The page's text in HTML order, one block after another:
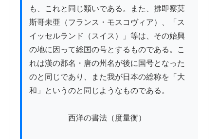
も、これと同じ類いである。また、拂即察莫
斯哥未亜（フランス・モスコヴィア）、「ス
イッセルランド（スイス）」等は、その始興
の地に因って総国の号とするものである。こ
れは漢の郡名・唐の州名が後に国号となった
のと同じであり、また我が日本の総称を「大
和」というのと同じようなものである。
西洋の書法（度量衡）